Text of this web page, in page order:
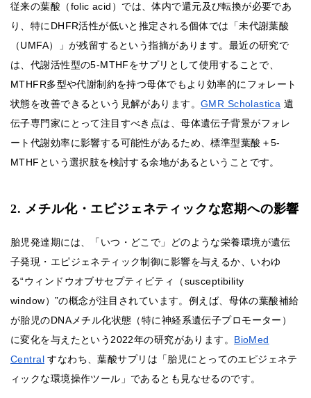
従来の葉酸（folic acid）では、体内で還元及び転換が必要であ
り、特にDHFR活性が低いと推定される個体では「未代謝葉酸
（UMFA）」が残留するという指摘があります。最近の研究で
は、代謝活性型の5-MTHFをサプリとして使用することで、
MTHFR多型や代謝制約を持つ母体でもより効率的にフォレート
状態を改善できるという見解があります。 GMR Scholastica 遺
伝子専門家にとって注目すべき点は、母体遺伝子背景がフォレ
ート代謝効率に影響する可能性があるため、標準型葉酸＋5-
MTHFという選択肢を検討する余地があるということです。
2. メチル化・エピジェネティックな窓期への影響
胎児発達期には、「いつ・どこで」どのような栄養環境が遺伝
子発現・エピジェネティック制御に影響を与えるか、いわゆ
る“ウィンドウオブサセプティビティ（susceptibility
window）”の概念が注目されています。例えば、母体の葉酸補給
が胎児のDNAメチル化状態（特に神経系遺伝子プロモーター）
に変化を与えたという2022年の研究があります。 BioMed
Centralすなわち、葉酸サプリは「胎児にとってのエピジェネテ
ィックな環境操作ツール」であるとも見なせるのです。